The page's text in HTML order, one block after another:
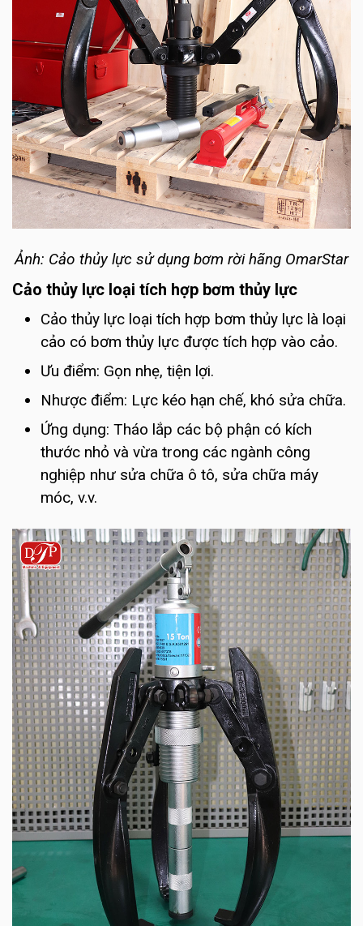
Ảnh: Cảo thủy lực sử dụng bơm rời hãng OmarStar
Cảo thủy lực loại tích hợp bơm thủy lực
Cảo thủy lực loại tích hợp bơm thủy lực là loại
cảo có bơm thủy lực được tích hợp vào cảo.
Ưu điểm: Gọn nhẹ, tiện lợi.
Nhược điểm: Lực kéo hạn chế, khó sửa chữa.
Ứng dụng: Tháo lắp các bộ phận có kích
thước nhỏ và vừa trong các ngành công
nghiệp như sửa chữa ô tô, sửa chữa máy
móc, v.v.